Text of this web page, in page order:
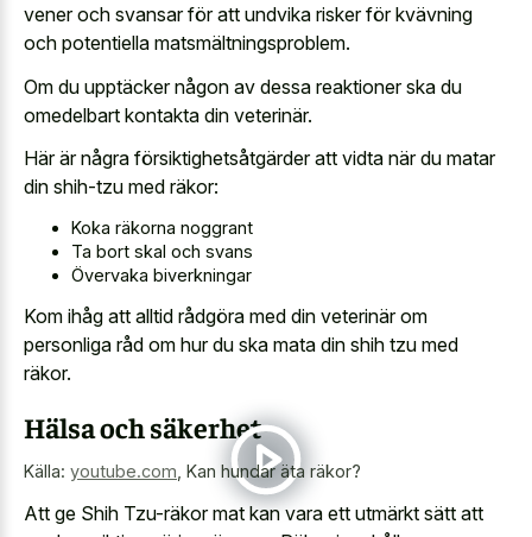
vener och svansar för att undvika risker för kvävning
och potentiella matsmältningsproblem.
Om du upptäcker någon av dessa reaktioner ska du
omedelbart kontakta din veterinär.
Här är några försiktighetsåtgärder att vidta när du matar
din shih-tzu med räkor:
Koka räkorna noggrant
Ta bort skal och svans
Övervaka biverkningar
Kom ihåg att alltid rådgöra med din veterinär om
personliga råd om hur du ska mata din shih tzu med
räkor.
Hälsa och säkerhet
Källa: youtube.com Kan hundar äta räkor?
Att ge Shih Tzu-räkor mat kan vara ett utmärkt sätt att